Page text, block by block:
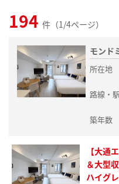
194 件（1/4ページ）
モンド
所在地
路線・駅
築年数
【大通
＆大型
ハイグ